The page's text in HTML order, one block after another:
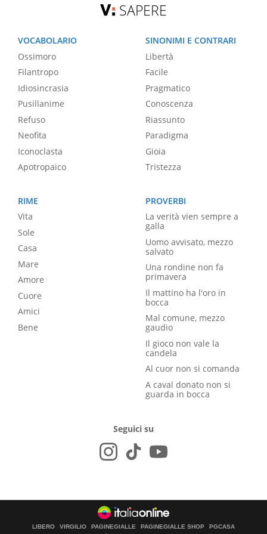
SAPERE
VOCABOLARIO
Ossimoro
Filantropo
Idiosincrasia
Pusillanime
Refuso
Neofita
Iconoclasta
Apotropaico
SINONIMI E CONTRARI
Libertà
Facile
Pragmatico
Conoscenza
Riassunto
Paradigma
Gioia
Tristezza
RIME
Vita
Sole
Casa
Mare
Amore
Cuore
Amici
Bene
PROVERBI
La verità vien sempre a
galla
Uomo avvisato, mezzo
salvato
Una rondine non fa
primavera
Il mattino ha l'oro in
bocca
Mal comune, mezzo
gaudio
Il gioco non vale la
candela
Al cuor non si comanda
A caval donato non si
guarda in bocca
Seguici su
LIBERO VIRGILIO PAGINEGIALLE PAGINEGIALLE SHOP PGCASA